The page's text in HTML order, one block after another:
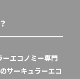
エコノミー専門
サーキュラーエコ